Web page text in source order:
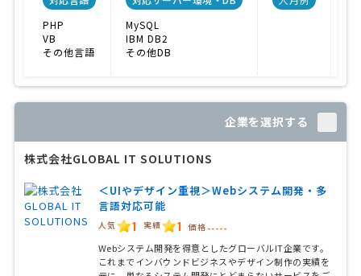
PHP
VB
その他言語
MySQL
IBM DB2
その他DB
企業を選択する
株式会社GLOBAL IT SOLUTIONS
＜UIやデザイン重視＞Webシステム開発・多
言語対応可能
人気 1 実績 1 価格 -----
Webシステム開発を得意としたグローバルIT企業です。
これまでインバウンドビジネスやデザイン制作の実績を